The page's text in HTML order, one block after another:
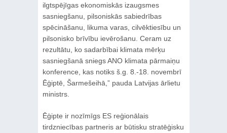
ilgtspējīgas ekonomiskās izaugsmes
sasniegšanu, pilsoniskās sabiedrības
spēcināšanu, likuma varas, cilvēktiesību un
pilsonisko brīvību ievērošanu. Ceram uz
rezultātu, ko sadarbībai klimata mērķu
sasniegšanā sniegs ANO klimata pārmaiņu
konference, kas notiks š.g. 8.-18. novembrī
Ēģiptē, Šarmešeihā,” pauda Latvijas ārlietu
ministrs.
Ēģipte ir nozīmīgs ES reģionālais
tirdzniecības partneris ar būtisku stratēģisku